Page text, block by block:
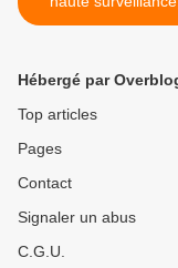
Isabelle
Hébergé par
Top articles
Pages
Contact
Signaler un abus
C.G.U.